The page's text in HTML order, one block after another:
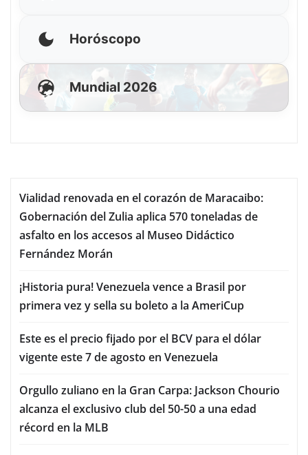
Horóscopo
Mundial 2026
Vialidad renovada en el corazón de Maracaibo:
Gobernación del Zulia aplica 570 toneladas de
asfalto en los accesos al Museo Didáctico
Fernández Morán
¡Historia pura! Venezuela vence a Brasil por
primera vez y sella su boleto a la AmeriCup
Este es el precio fijado por el BCV para el dólar
vigente este 7 de agosto en Venezuela
Orgullo zuliano en la Gran Carpa: Jackson Chourio
alcanza el exclusivo club del 50-50 a una edad
récord en la MLB